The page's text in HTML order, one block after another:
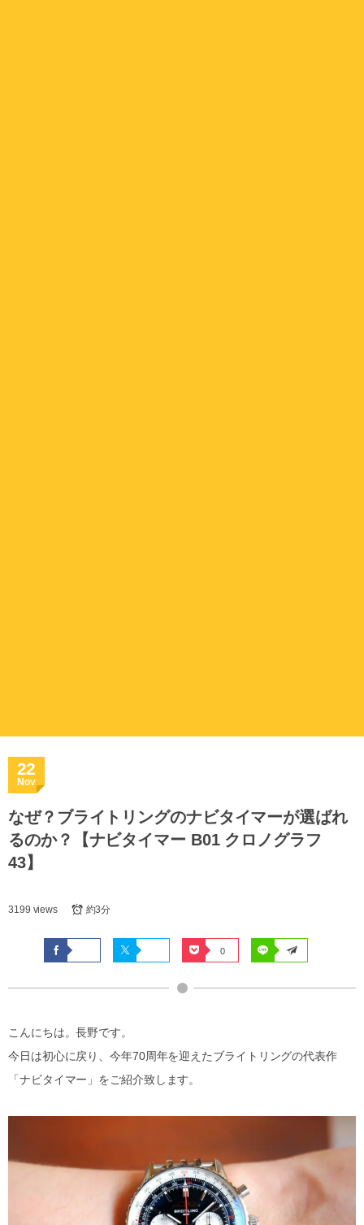
22
Nov
なぜ？ブライトリングのナビタイマーが選ばれ
るのか？【ナビタイマー B01 クロノグラフ
43】
3199 views 約3分
0
こんにちは。長野です。
今日は初心に戻り、今年70周年を迎えたブライトリングの代表作
「ナビタイマー」をご紹介致します。